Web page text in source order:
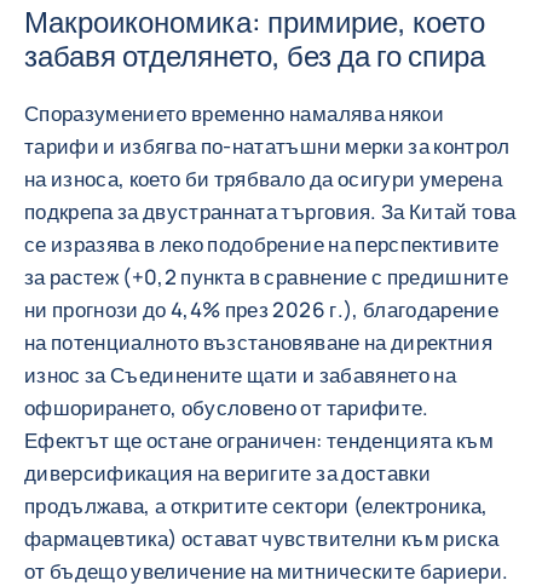
Макроикономика: примирие, което
забавя отделянето, без да го спира
Споразумението временно намалява някои
тарифи и избягва по-нататъшни мерки за контрол
на износа, което би трябвало да осигури умерена
подкрепа за двустранната търговия. За Китай това
се изразява в леко подобрение на перспективите
за растеж (+0,2 пункта в сравнение с предишните
ни прогнози до 4,4% през 2026 г.), благодарение
на потенциалното възстановяване на директния
износ за Съединените щати и забавянето на
офшорирането, обусловено от тарифите.
Ефектът ще остане ограничен: тенденцията към
диверсификация на веригите за доставки
продължава, а откритите сектори (електроника,
фармацевтика) остават чувствителни към риска
от бъдещо увеличение на митническите бариери.